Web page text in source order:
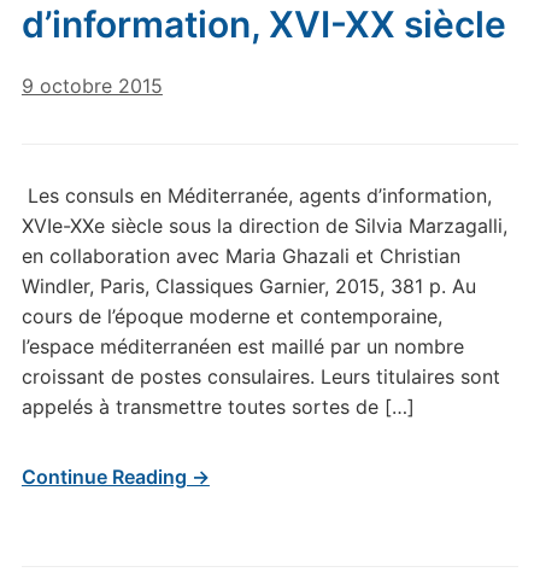
d’information, XVI-XX siècle
9 octobre 2015
Les consuls en Méditerranée, agents d’information,
XVIe-XXe siècle sous la direction de Silvia Marzagalli,
en collaboration avec Maria Ghazali et Christian
Windler, Paris, Classiques Garnier, 2015, 381 p. Au
cours de l’époque moderne et contemporaine,
l’espace méditerranéen est maillé par un nombre
croissant de postes consulaires. Leurs titulaires sont
appelés à transmettre toutes sortes de […]
Continue Reading →